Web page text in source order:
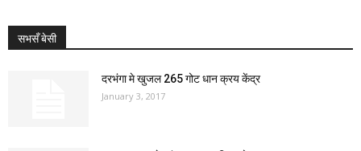
सभसँ बेसी
दरभंगा मे खुजल 265 गोट धान क्रय केंद्र
January 3, 2017